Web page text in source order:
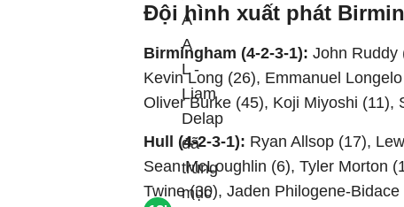
Đội hình xuất phát
Birmingham (4-2-3-1): John Ruddy
Kevin Long (26), Emmanuel
Oliver Burke (45), Koji Miyoshi (11),
Hull (4-2-3-1): Ryan Allsop (17),
Sean McLoughlin (6), Tyler Morton
Twine (30), Jaden Philogene-